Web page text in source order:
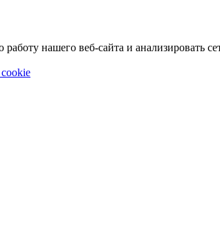
нашего веб-сайта и анализировать